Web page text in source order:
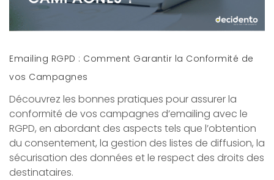
Emailing RGPD : Comment Garantir la Conformité de
vos Campagnes
Découvrez les bonnes pratiques pour assurer la
conformité de vos campagnes d’emailing avec le
RGPD, en abordant des aspects tels que l’obtention
du consentement, la gestion des listes de diffusion, la
sécurisation des données et le respect des droits des
destinataires.